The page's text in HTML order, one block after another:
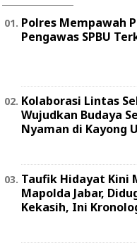
Polres Mempawah
Pengawas SPBU
Kolaborasi Lintas
Wujudkan Budaya
Nyaman di Kayong
Taufik Hidayat Kini
Mapolda Jabar,
Kekasih, Ini